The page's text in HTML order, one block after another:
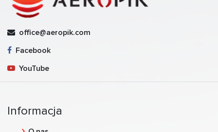
office@aeropik.com
Facebook
YouTube
Informacja